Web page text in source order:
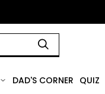
DAD'S CORNER QUIZ